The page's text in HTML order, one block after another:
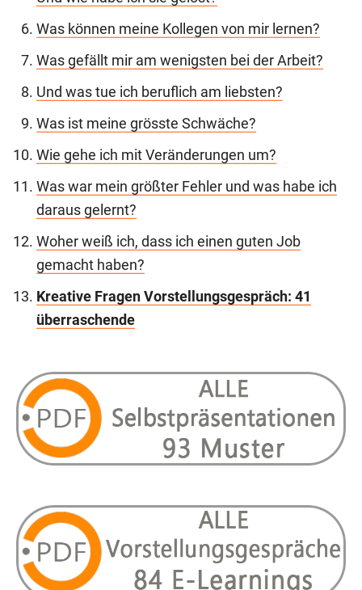
Was können meine Kollegen von mir lernen?
Was gefällt mir am wenigsten bei der Arbeit?
Und was tue ich beruflich am liebsten?
Was ist meine grösste Schwäche?
Wie gehe ich mit Veränderungen um?
Was war mein größter Fehler und was habe ich
daraus gelernt?
Woher weiß ich, dass ich einen guten Job
gemacht haben?
Kreative Fragen Vorstellungsgespräch: 41
überraschende